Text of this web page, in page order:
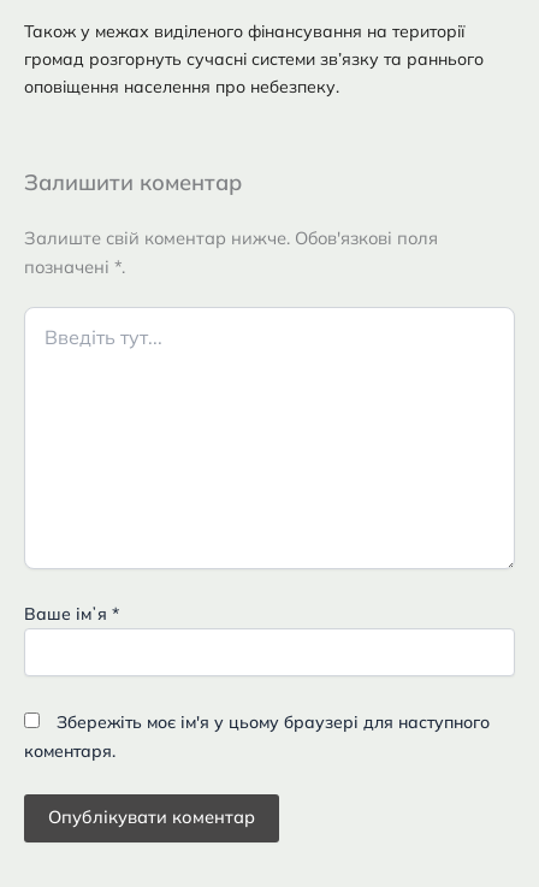
Також у межах виділеного фінансування на території
громад розгорнуть сучасні системи зв’язку та раннього
оповіщення населення про небезпеку.
Залишити коментар
Залиште свій коментар нижче. Обов'язкові поля
позначені *.
Введіть
тут...
Ваше імʼя *
Збережіть моє ім'я у цьому браузері для наступного
коментаря.